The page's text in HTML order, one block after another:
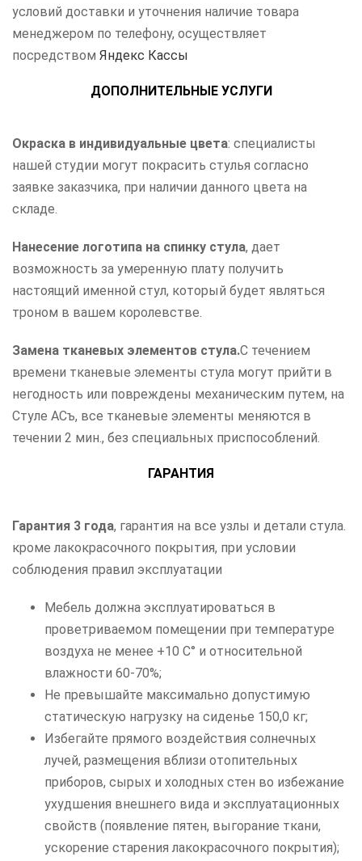
условий доставки и уточнения наличие товара
менеджером по телефону, осуществляет
посредством Яндекс Кассы
ДОПОЛНИТЕЛЬНЫЕ УСЛУГИ
Окраска в индивидуальные цвета: специалисты
нашей студии могут покрасить стулья согласно
заявке заказчика, при наличии данного цвета на
складе.
Нанесение логотипа на спинку стула, дает
возможность за умеренную плату получить
настоящий именной стул, который будет являться
троном в вашем королевстве.
Замена тканевых элементов стула.С течением
времени тканевые элементы стула могут прийти в
негодность или повреждены механическим путем, на
Стуле АСъ, все тканевые элементы меняются в
течении 2 мин., без специальных приспособлений.
ГАРАНТИЯ
Гарантия 3 года, гарантия на все узлы и детали стула.
кроме лакокрасочного покрытия, при условии
соблюдения правил эксплуатации
Мебель должна эксплуатироваться в
проветриваемом помещении при температуре
воздуха не менее +10 C° и относительной
влажности 60-70%;
Не превышайте максимально допустимую
статическую нагрузку на сиденье 150,0 кг;
Избегайте прямого воздействия солнечных
лучей, размещения вблизи отопительных
приборов, сырых и холодных стен во избежание
ухудшения внешнего вида и эксплуатационных
свойств (появление пятен, выгорание ткани,
ускорение старения лакокрасочного покрытия);